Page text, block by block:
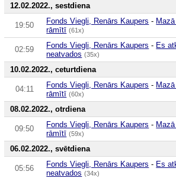
12.02.2022., sestdiena
19:50 Fonds Viegli, Renārs Kaupers -
rāmītī (61x)
02:59 Fonds Viegli, Renārs Kaupers - Es
neatvados (35x)
10.02.2022., ceturtdiena
04:11 Fonds Viegli, Renārs Kaupers -
rāmītī (60x)
08.02.2022., otrdiena
09:50 Fonds Viegli, Renārs Kaupers -
rāmītī (59x)
06.02.2022., svētdiena
05:56 Fonds Viegli, Renārs Kaupers - Es
neatvados (34x)